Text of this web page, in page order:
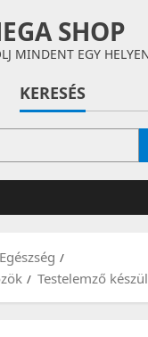
SHOP
MINDENT EGY
KERESÉS
Testelemző